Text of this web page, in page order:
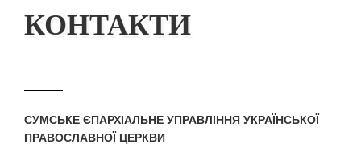
КОНТАКТИ
СУМСЬКЕ ЄПАРХІАЛЬНЕ УПРАВЛІННЯ УКРАЇНСЬКОЇ
ПРАВОСЛАВНОЇ ЦЕРКВИ